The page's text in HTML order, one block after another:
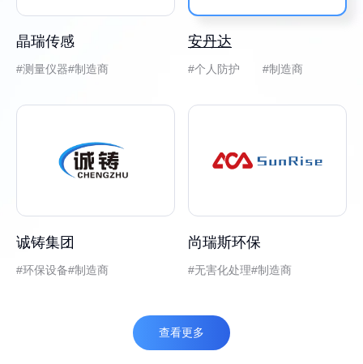
晶瑞传感
测量仪器 制造商
安丹达
个人防护 #制造商
诚铸集团
环保设备 制造商
尚瑞斯环保
无害化处理 制造商
查看更多